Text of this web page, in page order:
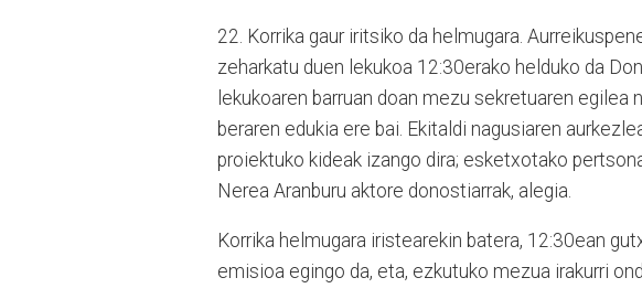
22. Korrika gaur iritsiko da helmugara.
zeharkatu duen lekukoa 12:30erako helduko da
lekukoaren barruan doan mezu sekretuaren egilea
beraren edukia ere bai. Ekitaldi nagusiaren
proiektuko kideak izango dira; esketxotako
Nerea Aranburu aktore donostiarrak, alegia.
Korrika helmugara iristearekin batera, 12:30ean
emisioa egingo da, eta, ezkutuko mezua irakurri